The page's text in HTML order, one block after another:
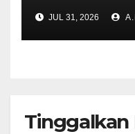
Terakhir
JUL 31, 2026
Tinggalkan